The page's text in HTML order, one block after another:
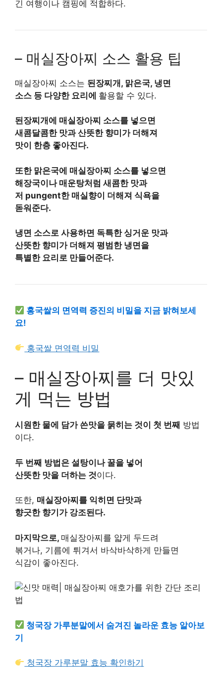
긴 여행이나 캠핑에 적합하다.
– 매실장아찌 소스 활용 팁
매실장아찌 소스는 된장찌개, 맑은국, 냉면
소스 등 다양한 요리에 활용할 수 있다.
된장찌개에 매실장아찌 소스를 넣으면
새콤달콤한 맛과 산뜻한 향미가 더해져
맛이 한층 좋아진다.
또한 맑은국에 매실장아찌 소스를 넣으면
해장국이나 매운탕처럼 새콤한 맛과
저 pungent한 매실향이 더해져 식욕을
돋워준다.
냉면 소스로 사용하면 독특한 싱거운 맛과
산뜻한 향미가 더해져 평범한 냉면을
특별한 요리로 만들어준다.
홍국쌀의 면역력 증진의 비밀을 지금 밝혀보세
요!
홍국쌀 면역력 비밀
– 매실장아찌를 더 맛있
게 먹는 방법
시원한 물에 담가 쓴맛을 묽히는 것이 첫 번째 방법
이다.
두 번째 방법은 설탕이나 꿀을 넣어
산뜻한 맛을 더하는 것이다.
또한, 매실장아찌를 익히면 단맛과
향긋한 향기가 강조된다.
마지막으로, 매실장아찌를 얇게 두드려
볶거나, 기름에 튀겨서 바삭바삭하게 만들면
식감이 좋아진다.
청국장 가루분말에서 숨겨진 놀라운 효능 알아보
기
청국장 가루분말 효능 확인하기